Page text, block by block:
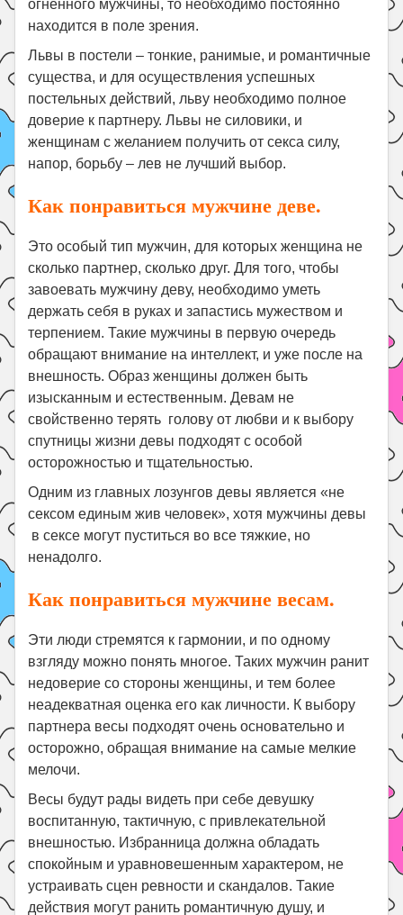
огненного мужчины, то необходимо постоянно
находится в поле зрения.
Львы в постели – тонкие, ранимые, и романтичные
существа, и для осуществления успешных
постельных действий, льву необходимо полное
доверие к партнеру. Львы не силовики, и
женщинам с желанием получить от секса силу,
напор, борьбу – лев не лучший выбор.
Как понравиться мужчине деве.
Это особый тип мужчин, для которых женщина не
сколько партнер, сколько друг. Для того, чтобы
завоевать мужчину деву, необходимо уметь
держать себя в руках и запастись мужеством и
терпением. Такие мужчины в первую очередь
обращают внимание на интеллект, и уже после на
внешность. Образ женщины должен быть
изысканным и естественным. Девам не
свойственно терять голову от любви и к выбору
спутницы жизни девы подходят с особой
осторожностью и тщательностью.
Одним из главных лозунгов девы является «не
сексом единым жив человек», хотя мужчины девы
в сексе могут пуститься во все тяжкие, но
ненадолго.
Как понравиться мужчине весам.
Эти люди стремятся к гармонии, и по одному
взгляду можно понять многое. Таких мужчин ранит
недоверие со стороны женщины, и тем более
неадекватная оценка его как личности. К выбору
партнера весы подходят очень основательно и
осторожно, обращая внимание на самые мелкие
мелочи.
Весы будут рады видеть при себе девушку
воспитанную, тактичную, с привлекательной
внешностью. Избранница должна обладать
спокойным и уравновешенным характером, не
устраивать сцен ревности и скандалов. Такие
действия могут ранить романтичную душу, и